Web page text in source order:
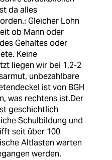
da alles
Gleicher Lohn
ob Mann oder
Gehaltes oder
Keine
liegen wir bei 1,2-2
unbezahlbare
ist von BGH
was rechtens ist.Der
geschichtlich
Schulbildung und
seit über 100
Altlasten warten
werden.